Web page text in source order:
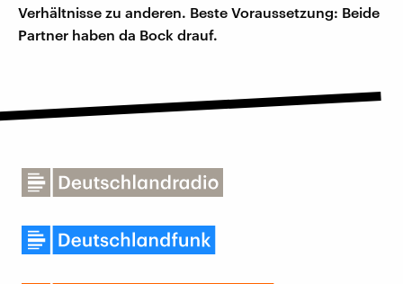
Verhältnisse zu anderen. Beste Voraussetzung: Beide
Partner haben da Bock drauf.